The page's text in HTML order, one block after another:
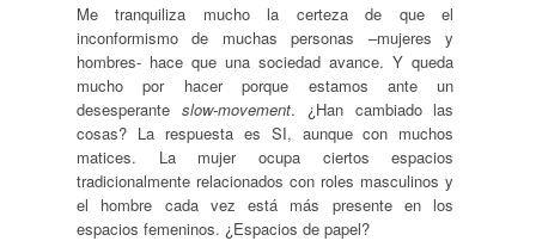
Me tranquiliza mucho la certeza de que el
inconformismo de muchas personas –mujeres y
hombres- hace que una sociedad avance. Y queda
mucho por hacer porque estamos ante un
desesperante slow-movement. ¿Han cambiado las
cosas? La respuesta es SI, aunque con muchos
matices. La mujer ocupa ciertos espacios
tradicionalmente relacionados con roles masculinos y
el hombre cada vez está más presente en los
espacios femeninos. ¿Espacios de papel?